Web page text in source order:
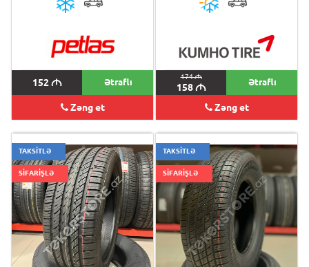
152M Ətraflı
Zəng et
174M
158M Ətraflı
Zəng et
TAKSİTLƏ
SİFARİŞLƏ
TAKSİTLƏ
SİFARİŞLƏ